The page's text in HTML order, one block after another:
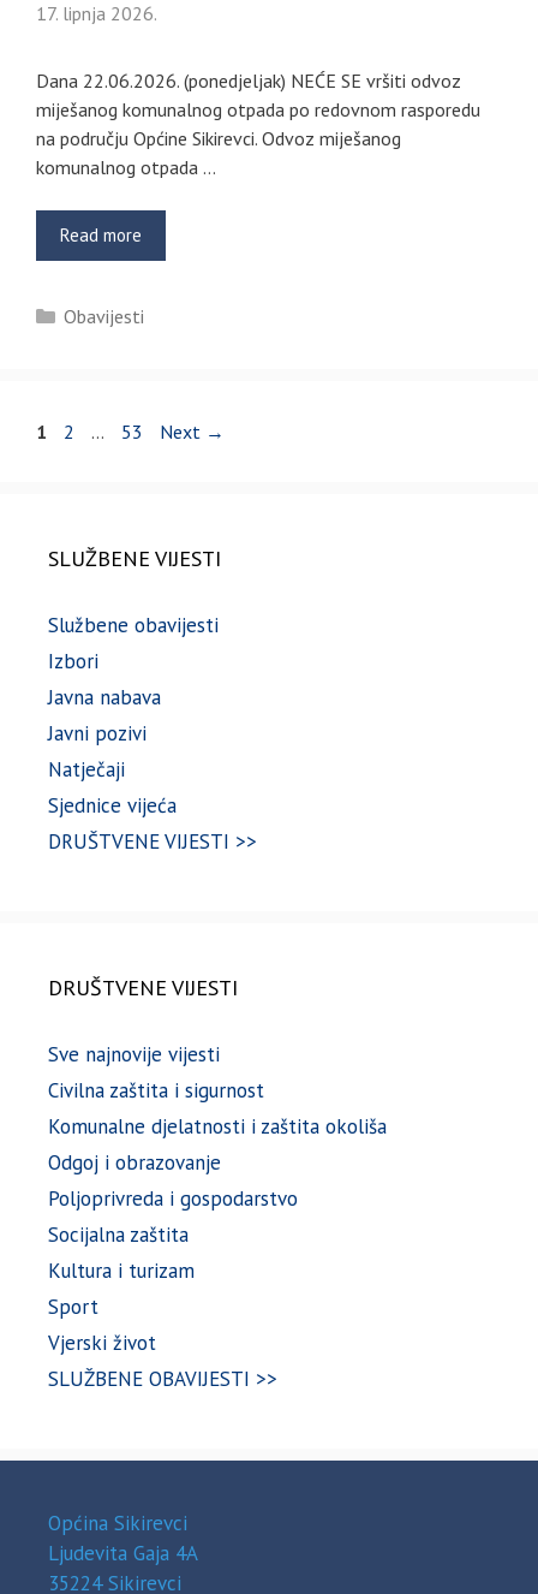
17. lipnja 2026.
Dana 22.06.2026. (ponedjeljak) NEĆE SE vršiti odvoz
miješanog komunalnog otpada po redovnom rasporedu
na području Općine Sikirevci. Odvoz miješanog
komunalnog otpada …
Read more
Kategorije
Obavijesti
Page
1 Page
2 … Page
53 Next →
SLUŽBENE VIJESTI
Službene obavijesti
Izbori
Javna nabava
Javni pozivi
Natječaji
Sjednice vijeća
DRUŠTVENE VIJESTI >>
DRUŠTVENE VIJESTI
Sve najnovije vijesti
Civilna zaštita i sigurnost
Komunalne djelatnosti i zaštita okoliša
Odgoj i obrazovanje
Poljoprivreda i gospodarstvo
Socijalna zaštita
Kultura i turizam
Sport
Vjerski život
SLUŽBENE OBAVIJESTI >>
Općina Sikirevci
Ljudevita Gaja 4A
35224 Sikirevci